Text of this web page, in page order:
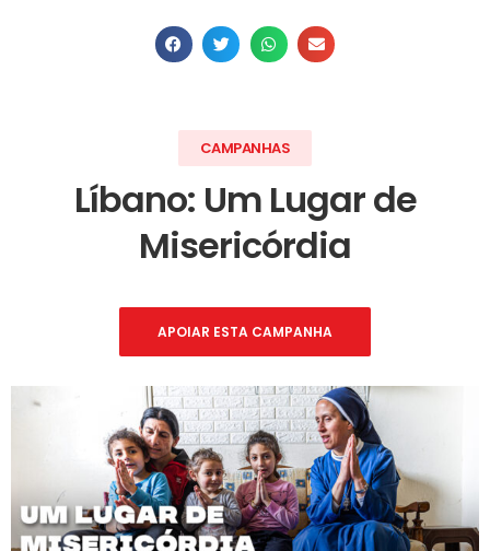
CAMPANHAS
Líbano: Um Lugar de
Misericórdia
APOIAR ESTA CAMPANHA